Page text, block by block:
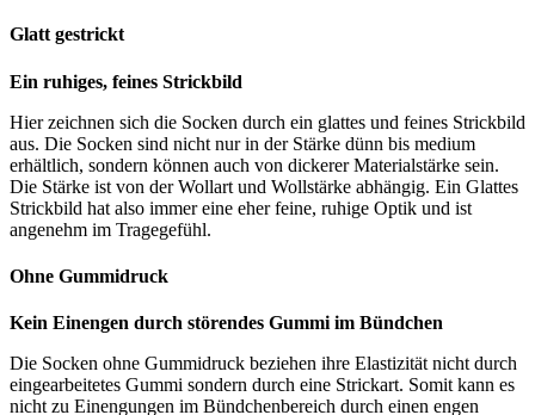
Glatt gestrickt
Ein ruhiges, feines Strickbild
Hier zeichnen sich die Socken durch ein glattes und feines Strickbild
aus. Die Socken sind nicht nur in der Stärke dünn bis medium
erhältlich, sondern können auch von dickerer Materialstärke sein.
Die Stärke ist von der Wollart und Wollstärke abhängig. Ein Glattes
Strickbild hat also immer eine eher feine, ruhige Optik und ist
angenehm im Tragegefühl.
Ohne Gummidruck
Kein Einengen durch störendes Gummi im Bündchen
Die Socken ohne Gummidruck beziehen ihre Elastizität nicht durch
eingearbeitetes Gummi sondern durch eine Strickart. Somit kann es
nicht zu Einengungen im Bündchenbereich durch einen engen